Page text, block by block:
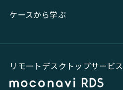
ケースから学ぶ
リモートデスクトップサービス